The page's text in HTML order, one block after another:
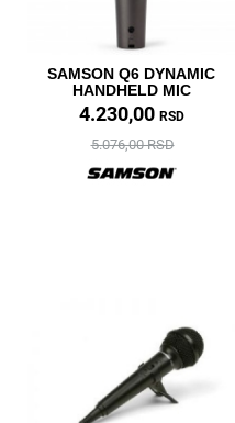
SAMSON Q6 DYNAMIC
HANDHELD MIC
4.230,00 RSD
5.076,00 RSD